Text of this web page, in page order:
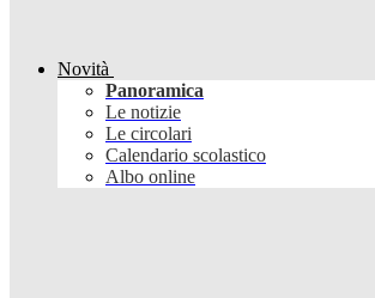
Novità
Panoramica
Le notizie
Le circolari
Calendario scolastico
Albo online